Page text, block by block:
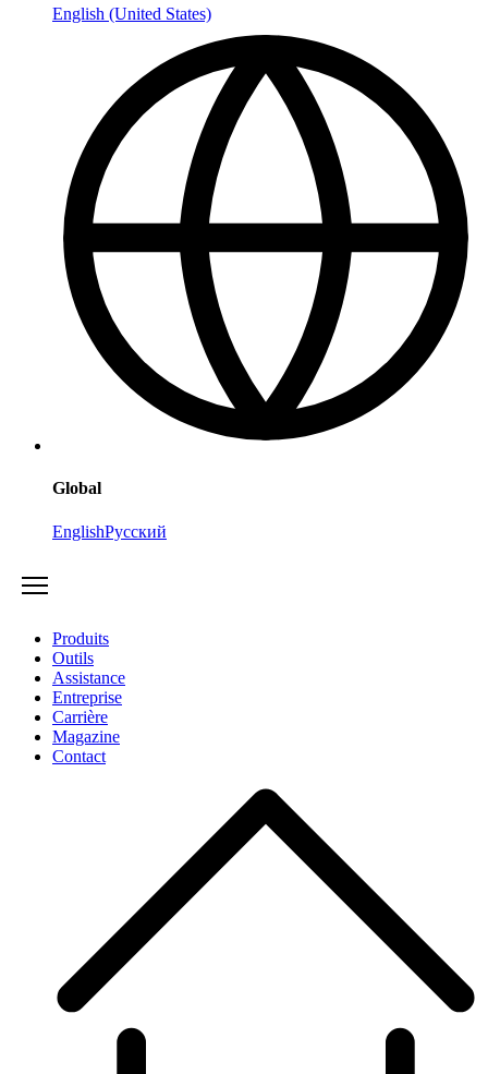
English (United States)
Global
EnglishРусский
Produits
Outils
Assistance
Entreprise
Carrière
Magazine
Contact